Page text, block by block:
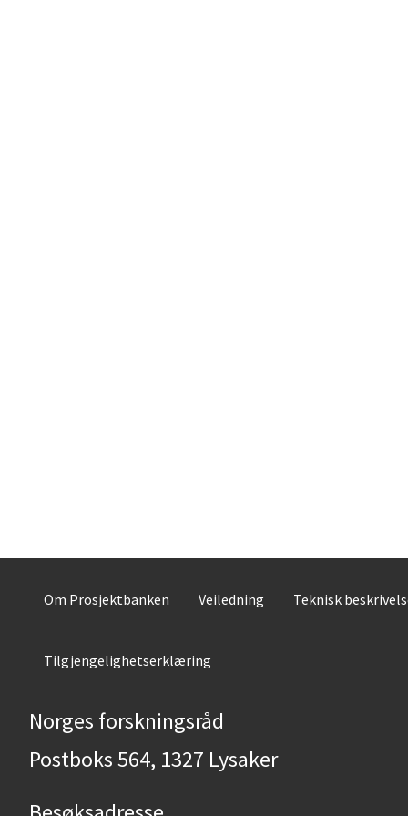
Om Prosjektbanken Veiledning Teknisk
Tilgjengelighetserklæring
Norges forskningsråd
Postboks 564, 1327 Lysaker